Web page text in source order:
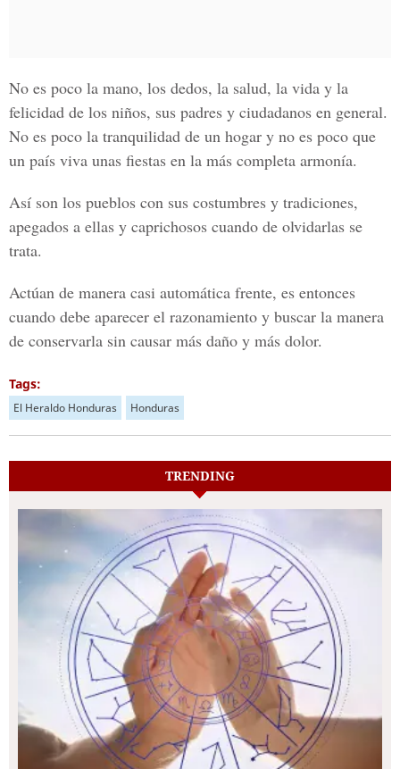
No es poco la mano, los dedos, la salud, la vida y la
felicidad de los niños, sus padres y ciudadanos en general.
No es poco la tranquilidad de un hogar y no es poco que
un país viva unas fiestas en la más completa armonía.
Así son los pueblos con sus costumbres y tradiciones,
apegados a ellas y caprichosos cuando de olvidarlas se
trata.
Actúan de manera casi automática frente, es entonces
cuando debe aparecer el razonamiento y buscar la manera
de conservarla sin causar más daño y más dolor.
Tags:
El Heraldo Honduras Honduras
TRENDING